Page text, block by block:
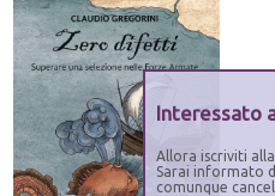
Interessato
Allora iscriviti
Sarai informato
comunque